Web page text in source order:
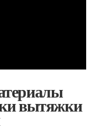
вытяжки